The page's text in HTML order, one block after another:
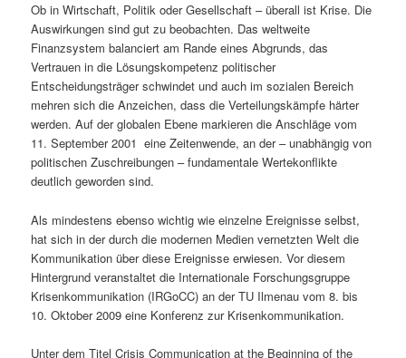
Ob in Wirtschaft, Politik oder Gesellschaft – überall ist Krise. Die
Auswirkungen sind gut zu beobachten. Das weltweite
Finanzsystem balanciert am Rande eines Abgrunds, das
Vertrauen in die Lösungskompetenz politischer
Entscheidungsträger schwindet und auch im sozialen Bereich
mehren sich die Anzeichen, dass die Verteilungskämpfe härter
werden. Auf der globalen Ebene markieren die Anschläge vom
11. September 2001 eine Zeitenwende, an der – unabhängig von
politischen Zuschreibungen – fundamentale Wertekonflikte
deutlich geworden sind.
Als mindestens ebenso wichtig wie einzelne Ereignisse selbst,
hat sich in der durch die modernen Medien vernetzten Welt die
Kommunikation über diese Ereignisse erwiesen. Vor diesem
Hintergrund veranstaltet die Internationale Forschungsgruppe
Krisenkommunikation (IRGoCC) an der TU Ilmenau vom 8. bis
10. Oktober 2009 eine Konferenz zur Krisenkommunikation.
Unter dem Titel Crisis Communication at the Beginning of the